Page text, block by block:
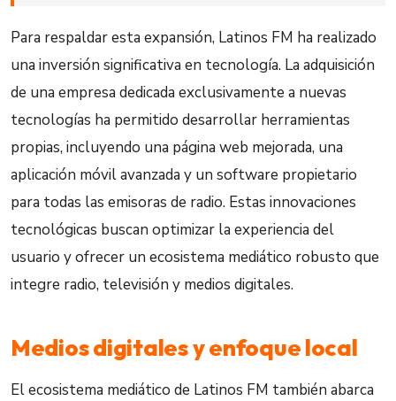
Para respaldar esta expansión, Latinos FM ha realizado
una inversión significativa en tecnología. La adquisición
de una empresa dedicada exclusivamente a nuevas
tecnologías ha permitido desarrollar herramientas
propias, incluyendo una página web mejorada, una
aplicación móvil avanzada y un software propietario
para todas las emisoras de radio. Estas innovaciones
tecnológicas buscan optimizar la experiencia del
usuario y ofrecer un ecosistema mediático robusto que
integre radio, televisión y medios digitales.
Medios digitales y enfoque local
El ecosistema mediático de Latinos FM también abarca